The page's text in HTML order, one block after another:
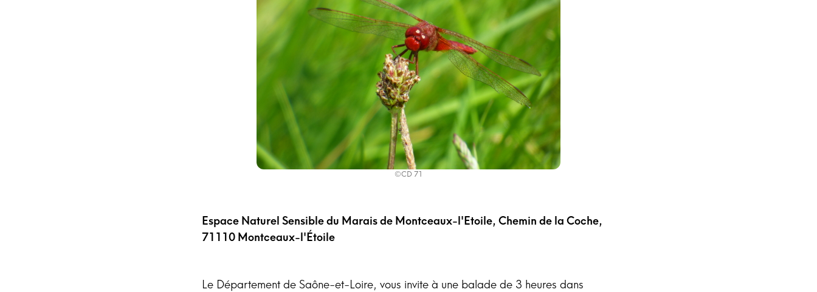
©CD 71
Espace Naturel Sensible du Marais de Montceaux-l'Etoile, Chemin de la Coche,
71110 Montceaux-l'Étoile
Le Département de Saône-et-Loire, vous invite à une balade de 3 heures dans